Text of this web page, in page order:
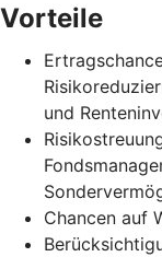
Vorteile
und
Chancen auf